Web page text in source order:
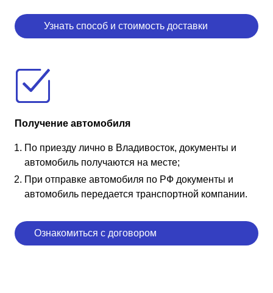
Узнать способ и стоимость доставки
Получение автомобиля
По приезду лично в Владивосток, документы и
автомобиль получаются на месте;
При отправке автомобиля по РФ документы и
автомобиль передается транспортной компании.
Ознакомиться с договором